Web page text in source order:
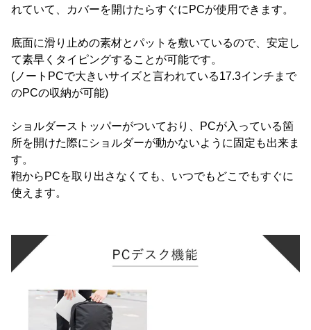
れていて、カバーを開けたらすぐにPCが使用できます。
底面に滑り止めの素材とパットを敷いているので、安定し
て素早くタイピングすることが可能です。
(ノートPCで大きいサイズと言われている17.3インチまで
のPCの収納が可能)
ショルダーストッパーがついており、PCが入っている箇
所を開けた際にショルダーが動かないように固定も出来ま
す。
鞄からPCを取り出さなくても、いつでもどこでもすぐに
使えます。